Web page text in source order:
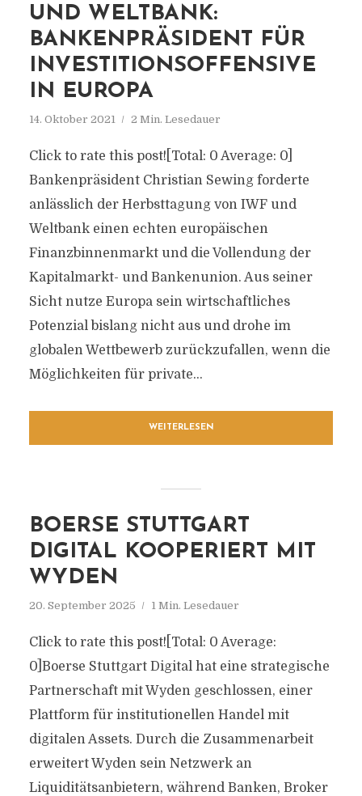
UND WELTBANK:
BANKENPRÄSIDENT FÜR
INVESTITIONSOFFENSIVE
IN EUROPA
14. Oktober 2021 2 Min. Lesedauer
Click to rate this post![Total: 0 Average: 0]
Bankenpräsident Christian Sewing forderte
anlässlich der Herbsttagung von IWF und
Weltbank einen echten europäischen
Finanzbinnenmarkt und die Vollendung der
Kapitalmarkt- und Bankenunion. Aus seiner
Sicht nutze Europa sein wirtschaftliches
Potenzial bislang nicht aus und drohe im
globalen Wettbewerb zurückzufallen, wenn die
Möglichkeiten für private...
WEITERLESEN
BOERSE STUTTGART
DIGITAL KOOPERIERT MIT
WYDEN
20. September 2025 1 Min. Lesedauer
Click to rate this post![Total: 0 Average:
0]Boerse Stuttgart Digital hat eine strategische
Partnerschaft mit Wyden geschlossen, einer
Plattform für institutionellen Handel mit
digitalen Assets. Durch die Zusammenarbeit
erweitert Wyden sein Netzwerk an
Liquiditätsanbietern, während Banken, Broker